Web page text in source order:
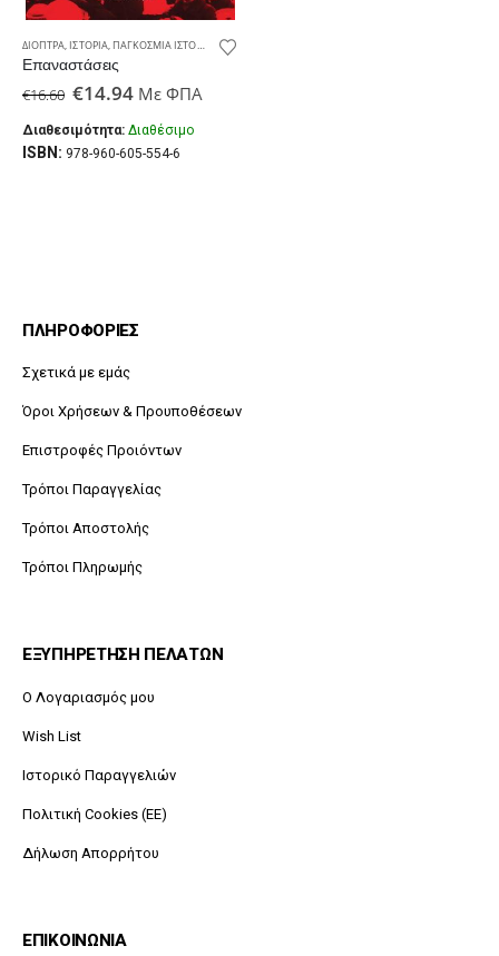
ΔΙΌΠΤΡΑ, ΙΣΤΟΡΊΑ, ΠΑΓΚΌΣΜΙΑ ΙΣΤΟΡΊΑ
Επαναστάσεις
€16.60 Original
was:
€16.60.
€14.94Η
τιμή
είναι:
€14.94.
Με ΦΠΑ
Διαθεσιμότητα: Διαθέσιμο
ISBN: 978-960-605-554-6
ΠΛΗΡΟΦΟΡΙΕΣ
Σχετικά με εμάς
Όροι Χρήσεων & Προυποθέσεων
Επιστροφές Προιόντων
Τρόποι Παραγγελίας
Τρόποι Αποστολής
Τρόποι Πληρωμής
ΕΞΥΠΗΡΕΤΗΣΗ ΠΕΛΑΤΩΝ
O Λογαριασμός μου
Wish List
Ιστορικό Παραγγελιών
Πολιτική Cookies (ΕΕ)
Δήλωση Απορρήτου
ΕΠΙΚΟΙΝΩΝΙΑ